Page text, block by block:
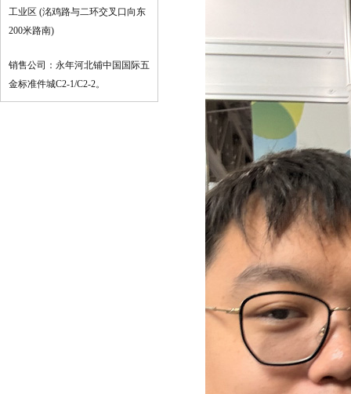
工业区 (洺鸡路与二环交叉口向东
200米路南)
销售公司：永年河北铺中国国际五
金标准件城C2-1/C2-2。